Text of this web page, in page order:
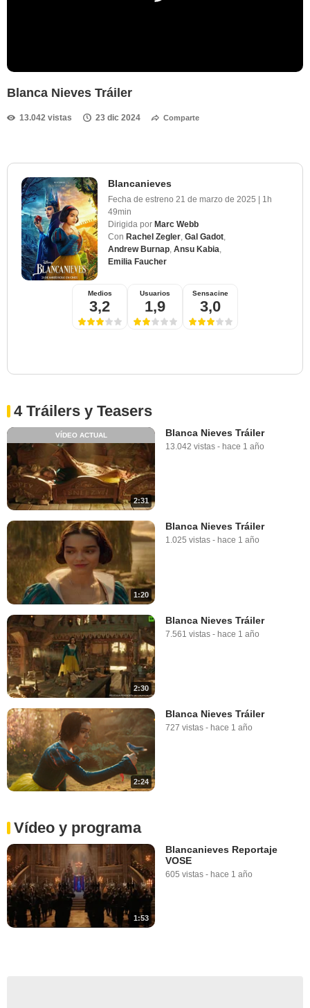
Blanca Nieves Tráiler
13.042 vistas 23 dic 2024 Comparte
Blancanieves
Fecha de estreno 21 de marzo de 2025 | 1h
49min
Dirigida por Marc Webb
Con Rachel Zegler Gal Gadot
Andrew Burnap Ansu Kabia
Emilia Faucher
Medios
3,2
Usuarios
1,9
Sensacine
3,0
4 Tráilers y Teasers
2:31
VÍDEO ACTUAL Blanca Nieves Tráiler
13.042 vistas - hace 1 año
1:20
Blanca Nieves Tráiler
1.025 vistas - hace 1 año
2:30
Blanca Nieves Tráiler
7.561 vistas - hace 1 año
2:24
Blanca Nieves Tráiler
727 vistas - hace 1 año
Vídeo y programa
1:53
Blancanieves Reportaje
VOSE
605 vistas - hace 1 año